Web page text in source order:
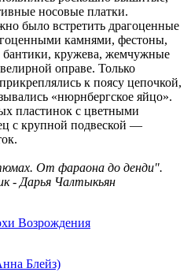
носовые платки.
было встретить драгоценные
камнями, фестоны,
кружева, жемчужные
оправе. Только
к поясу цепочкой,
«нюрнбергское яйцо».
пластинок с цветными
с крупной подвеской —
От фараона до денди".
- Дарья Чалтыкьян
Возрождения
Блейз)